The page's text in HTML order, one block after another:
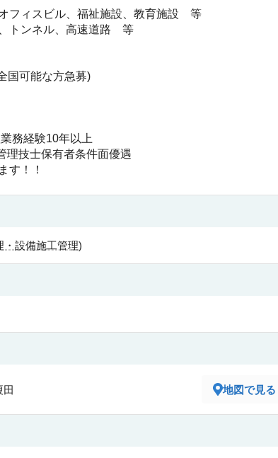
フィスビル、福祉施設、教育施設 等
トンネル、高速道路 等
国可能な方急募)
務経験10年以上
技士保有者条件面優遇
す！！
・設備施工管理)
田 地図で見る